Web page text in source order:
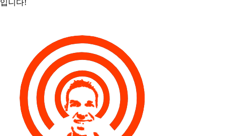
입니다!